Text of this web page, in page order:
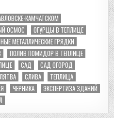
КАМЧАТСКОМ
ОСМОС
ОГУРЦЫ В ТЕПЛИЦЕ
МЕТАЛЛИЧЕСКИЕ ГРЯДКИ
ПОЛИВ ПОМИДОР В ТЕПЛИЦЕ
САД
САД ОГОРОД
СЛИВА
ТЕПЛИЦА
ЧЕРНИКА
ЭКСПЕРТИЗА ЗДАНИЙ